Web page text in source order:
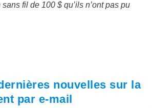
fil de 100 $ qu’ils n’ont pas pu
nouvelles sur la
par e-mail